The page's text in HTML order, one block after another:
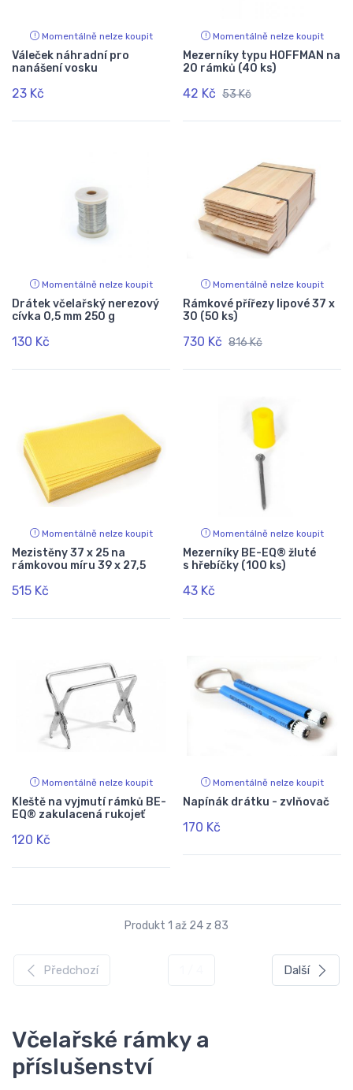
Momentálně nelze koupit
Váleček náhradní pro
nanášení vosku
23 Kč
Momentálně nelze koupit
Mezerníky typu HOFFMAN na
20 rámků (40 ks)
42 Kč 53 Kč
Momentálně nelze koupit
Drátek včelařský nerezový
cívka 0,5 mm 250 g
130 Kč
Momentálně nelze koupit
Rámkové přířezy lipové 37 x
30 (50 ks)
730 Kč 816 Kč
Momentálně nelze koupit
Mezistěny 37 x 25 na
rámkovou míru 39 x 27,5
515 Kč
Momentálně nelze koupit
Mezerníky BE-EQ® žluté
s hřebíčky (100 ks)
43 Kč
Momentálně nelze koupit
Kleště na vyjmutí rámků BE-
EQ® zakulacená rukojeť
120 Kč
Momentálně nelze koupit
Napínák drátku - zvlňovač
170 Kč
Produkt 1 až 24 z 83
Předchozí Další
Včelařské rámky a
příslušenství